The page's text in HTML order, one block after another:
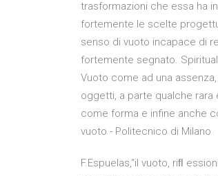
trasformazioni che essa ha
fortemente le scelte
senso di vuoto incapace di
fortemente segnato.
Vuoto come ad una
oggetti, a parte qualche
come forma e infine anche
vuoto - Politecnico di Milano
F.Espuelas,“il vuoto, riﬂ